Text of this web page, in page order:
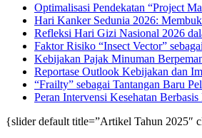
Optimalisasi Pendekatan “Project
Hari Kanker Sedunia 2026:
Refleksi Hari Gizi Nasional 2026
Faktor Risiko “Insect Vector”
Kebijakan Pajak Minuman
Reportase Outlook Kebijakan dan
“Frailty” sebagai Tantangan Baru
Peran Intervensi Kesehatan
{slider default title=”Artikel Tahun 2025″